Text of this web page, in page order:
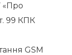
«Про
99 КПК
GSM